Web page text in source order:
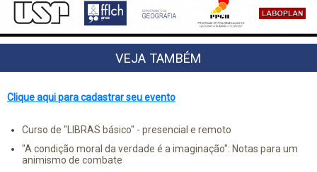
VEJA TAMBÉM
Clique aqui para cadastrar seu evento
Curso de "LIBRAS básico" - presencial e remoto
"A condição moral da verdade é a imaginação": Notas para um
animismo de combate